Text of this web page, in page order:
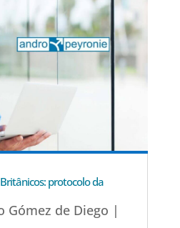
protocolo da
Gómez de Diego |